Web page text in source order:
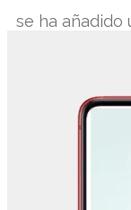
se ha añadido